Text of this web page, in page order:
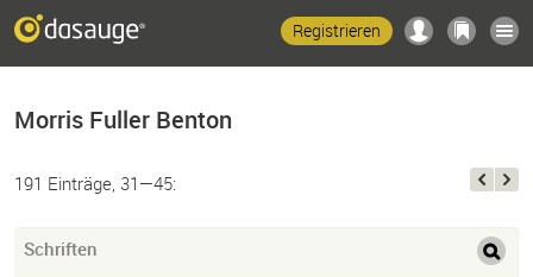
Registrieren
Morris Fuller Benton
191 Einträge, 31—45:
Schriften